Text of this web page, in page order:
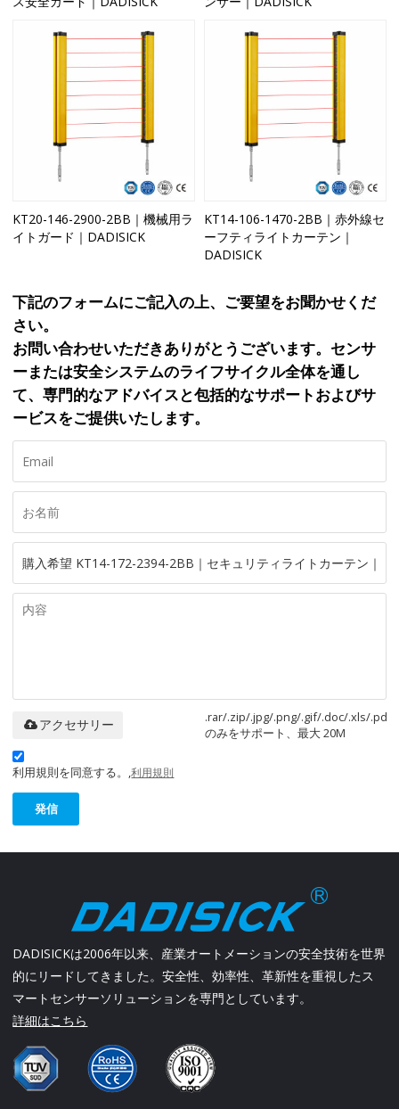
KT20-146-2900-2BB｜機械用ラ
イトガード｜DADISICK
KT14-106-1470-2BB｜赤外線セ
ーフティライトカーテン｜
DADISICK
下記のフォームにご記入の上、ご要望をお聞かせくだ
さい。
お問い合わせいただきありがとうございます。センサ
ーまたは安全システムのライフサイクル全体を通し
て、専門的なアドバイスと包括的なサポートおよびサ
ービスをご提供いたします。
.rar/.zip/.jpg/.png/.gif/.doc/.xls/.pdf
のみをサポート、最大 20M
アクセサリー
利用規則を同意する。,利用規則
発信
DADISICKは2006年以来、産業オートメーションの安全技術を世界
的にリードしてきました。安全性、効率性、革新性を重視したス
マートセンサーソリューションを専門としています。
詳細はこちら